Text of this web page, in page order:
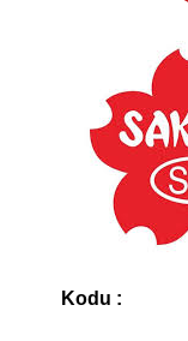
Kodu :